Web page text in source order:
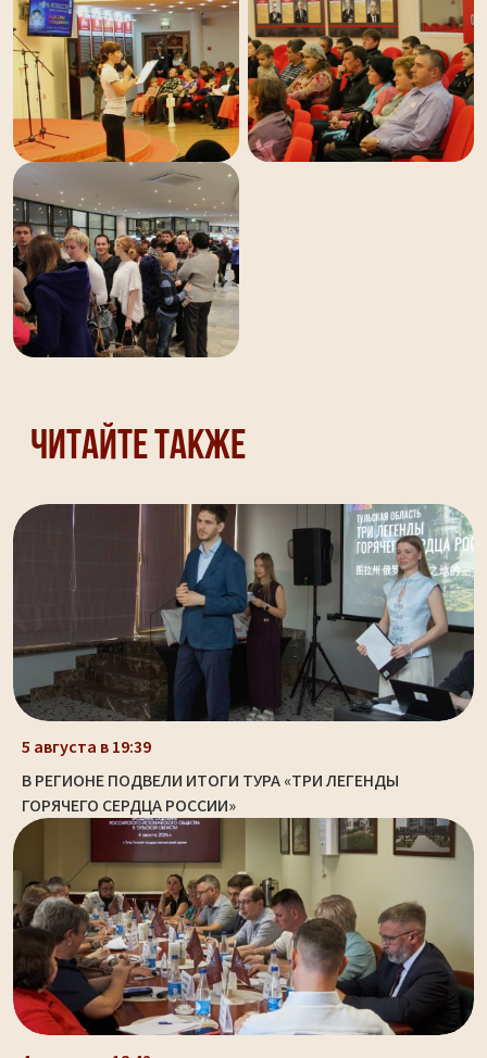
Читайте также
5 августа в 19:39
В РЕГИОНЕ ПОДВЕЛИ ИТОГИ ТУРА «ТРИ ЛЕГЕНДЫ
ГОРЯЧЕГО СЕРДЦА РОССИИ»